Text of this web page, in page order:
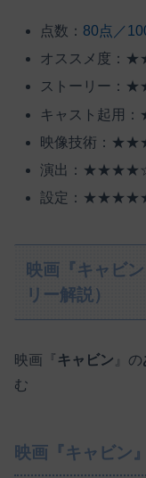
点数： 80点／
オススメ度
ストーリー
キャスト起
映像技術：
演出：
設定：
映画『キャビ
リー解説）
映画『 キャビン 』の
む
映画『キャビン